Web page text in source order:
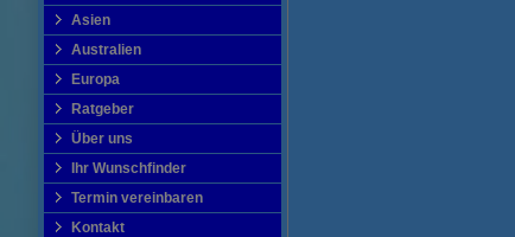
Asien
Australien
Europa
Ratgeber
Über uns
Ihr Wunschfinder
Termin vereinbaren
Kontakt